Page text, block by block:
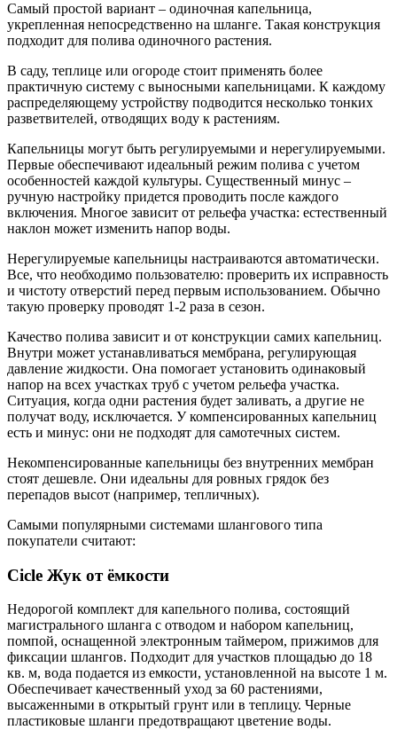
Самый простой вариант – одиночная капельница,
укрепленная непосредственно на шланге. Такая конструкция
подходит для полива одиночного растения.
В саду, теплице или огороде стоит применять более
практичную систему с выносными капельницами. К каждому
распределяющему устройству подводится несколько тонких
разветвителей, отводящих воду к растениям.
Капельницы могут быть регулируемыми и нерегулируемыми.
Первые обеспечивают идеальный режим полива с учетом
особенностей каждой культуры. Существенный минус –
ручную настройку придется проводить после каждого
включения. Многое зависит от рельефа участка: естественный
наклон может изменить напор воды.
Нерегулируемые капельницы настраиваются автоматически.
Все, что необходимо пользователю: проверить их исправность
и чистоту отверстий перед первым использованием. Обычно
такую проверку проводят 1-2 раза в сезон.
Качество полива зависит и от конструкции самих капельниц.
Внутри может устанавливаться мембрана, регулирующая
давление жидкости. Она помогает установить одинаковый
напор на всех участках труб с учетом рельефа участка.
Ситуация, когда одни растения будет заливать, а другие не
получат воду, исключается. У компенсированных капельниц
есть и минус: они не подходят для самотечных систем.
Некомпенсированные капельницы без внутренних мембран
стоят дешевле. Они идеальны для ровных грядок без
перепадов высот (например, тепличных).
Самыми популярными системами шлангового типа
покупатели считают:
Cicle Жук от ёмкости
Недорогой комплект для капельного полива, состоящий
магистрального шланга с отводом и набором капельниц,
помпой, оснащенной электронным таймером, прижимов для
фиксации шлангов. Подходит для участков площадью до 18
кв. м, вода подается из емкости, установленной на высоте 1 м.
Обеспечивает качественный уход за 60 растениями,
высаженными в открытый грунт или в теплицу. Черные
пластиковые шланги предотвращают цветение воды.